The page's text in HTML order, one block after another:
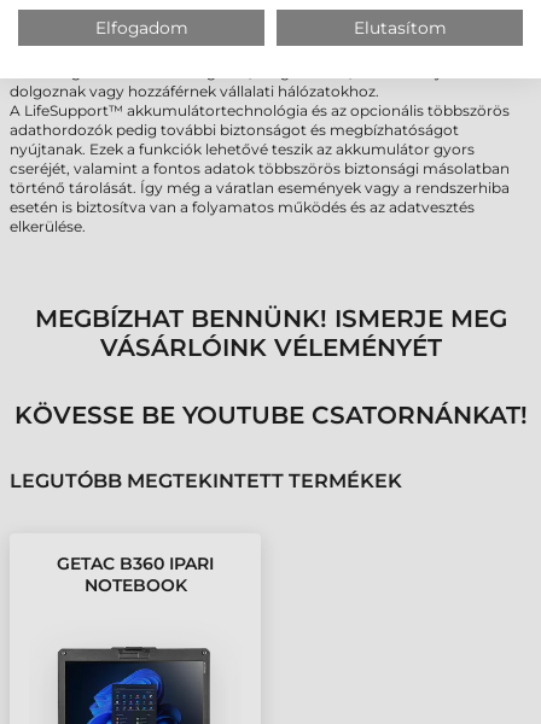
Az opcionális biztonsági funkciók, mint például a Windows Hello
arcazonosító kamera és a kétfaktoros hitelesítési lehetőségek, tovább
dolgoznak vagy hozzáférnek vállalati hálózatokhoz.
A LifeSupport™ akkumulátortechnológia és az opcionális többszörös
adathordozók pedig további biztonságot és megbízhatóságot
nyújtanak. Ezek a funkciók lehetővé teszik az akkumulátor gyors
cseréjét, valamint a fontos adatok többszörös biztonsági másolatban
történő tárolását. Így még a váratlan események vagy a rendszerhiba
esetén is biztosítva van a folyamatos működés és az adatvesztés
elkerülése.
MEGBÍZHAT BENNÜNK! ISMERJE MEG
VÁSÁRLÓINK VÉLEMÉNYÉT
KÖVESSE BE YOUTUBE CSATORNÁNKAT!
LEGUTÓBB MEGTEKINTETT TERMÉKEK
GETAC B360 IPARI
NOTEBOOK
Elfogadom Elutasítom